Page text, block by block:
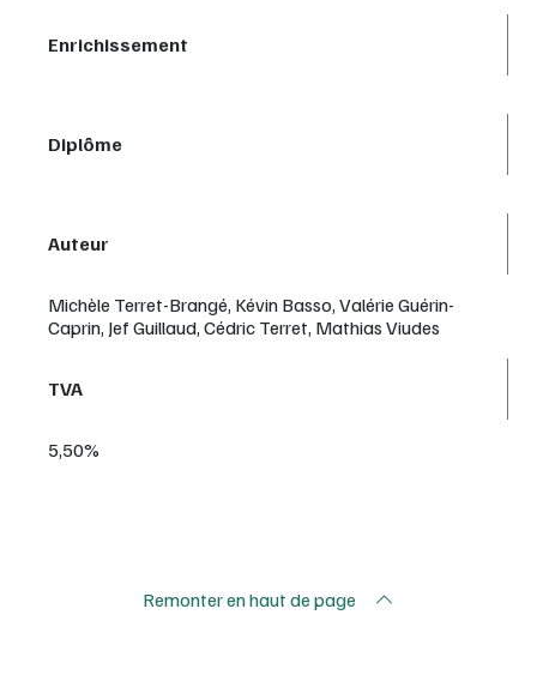
Enrichissement
Diplôme
Auteur
Michèle Terret-Brangé, Kévin Basso, Valérie Guérin-
Caprin, Jef Guillaud, Cédric Terret, Mathias Viudes
TVA
5,50%
Remonter en haut de page